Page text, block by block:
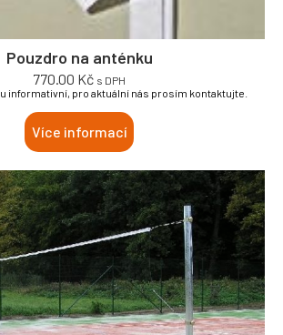
Pouzdro na anténku
770.00 Kč s DPH
informativní, pro aktuální nás prosím kontaktujte.
Více informací